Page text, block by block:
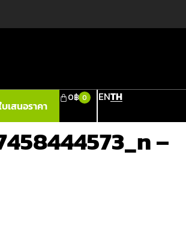
เสนอราคา
0฿ 0 ENTH
–